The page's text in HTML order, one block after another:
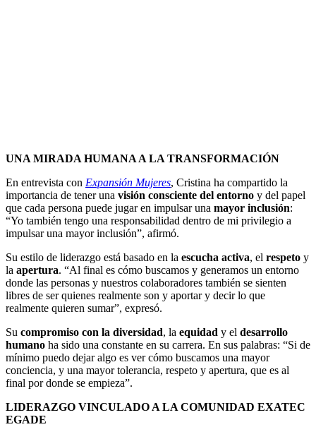
UNA MIRADA HUMANA A LA TRANSFORMACIÓN
En entrevista con Expansión Mujeres, Cristina ha compartido la
importancia de tener una visión consciente del entorno y del papel
que cada persona puede jugar en impulsar una mayor inclusión:
“Yo también tengo una responsabilidad dentro de mi privilegio a
impulsar una mayor inclusión”, afirmó.
Su estilo de liderazgo está basado en la escucha activa, el respeto y
la apertura. “Al final es cómo buscamos y generamos un entorno
donde las personas y nuestros colaboradores también se sienten
libres de ser quienes realmente son y aportar y decir lo que
realmente quieren sumar”, expresó.
Su compromiso con la diversidad, la equidad y el desarrollo
humano ha sido una constante en su carrera. En sus palabras: “Si de
mínimo puedo dejar algo es ver cómo buscamos una mayor
conciencia, y una mayor tolerancia, respeto y apertura, que es al
final por donde se empieza”.
LIDERAZGO VINCULADO A LA COMUNIDAD EXATEC
EGADE